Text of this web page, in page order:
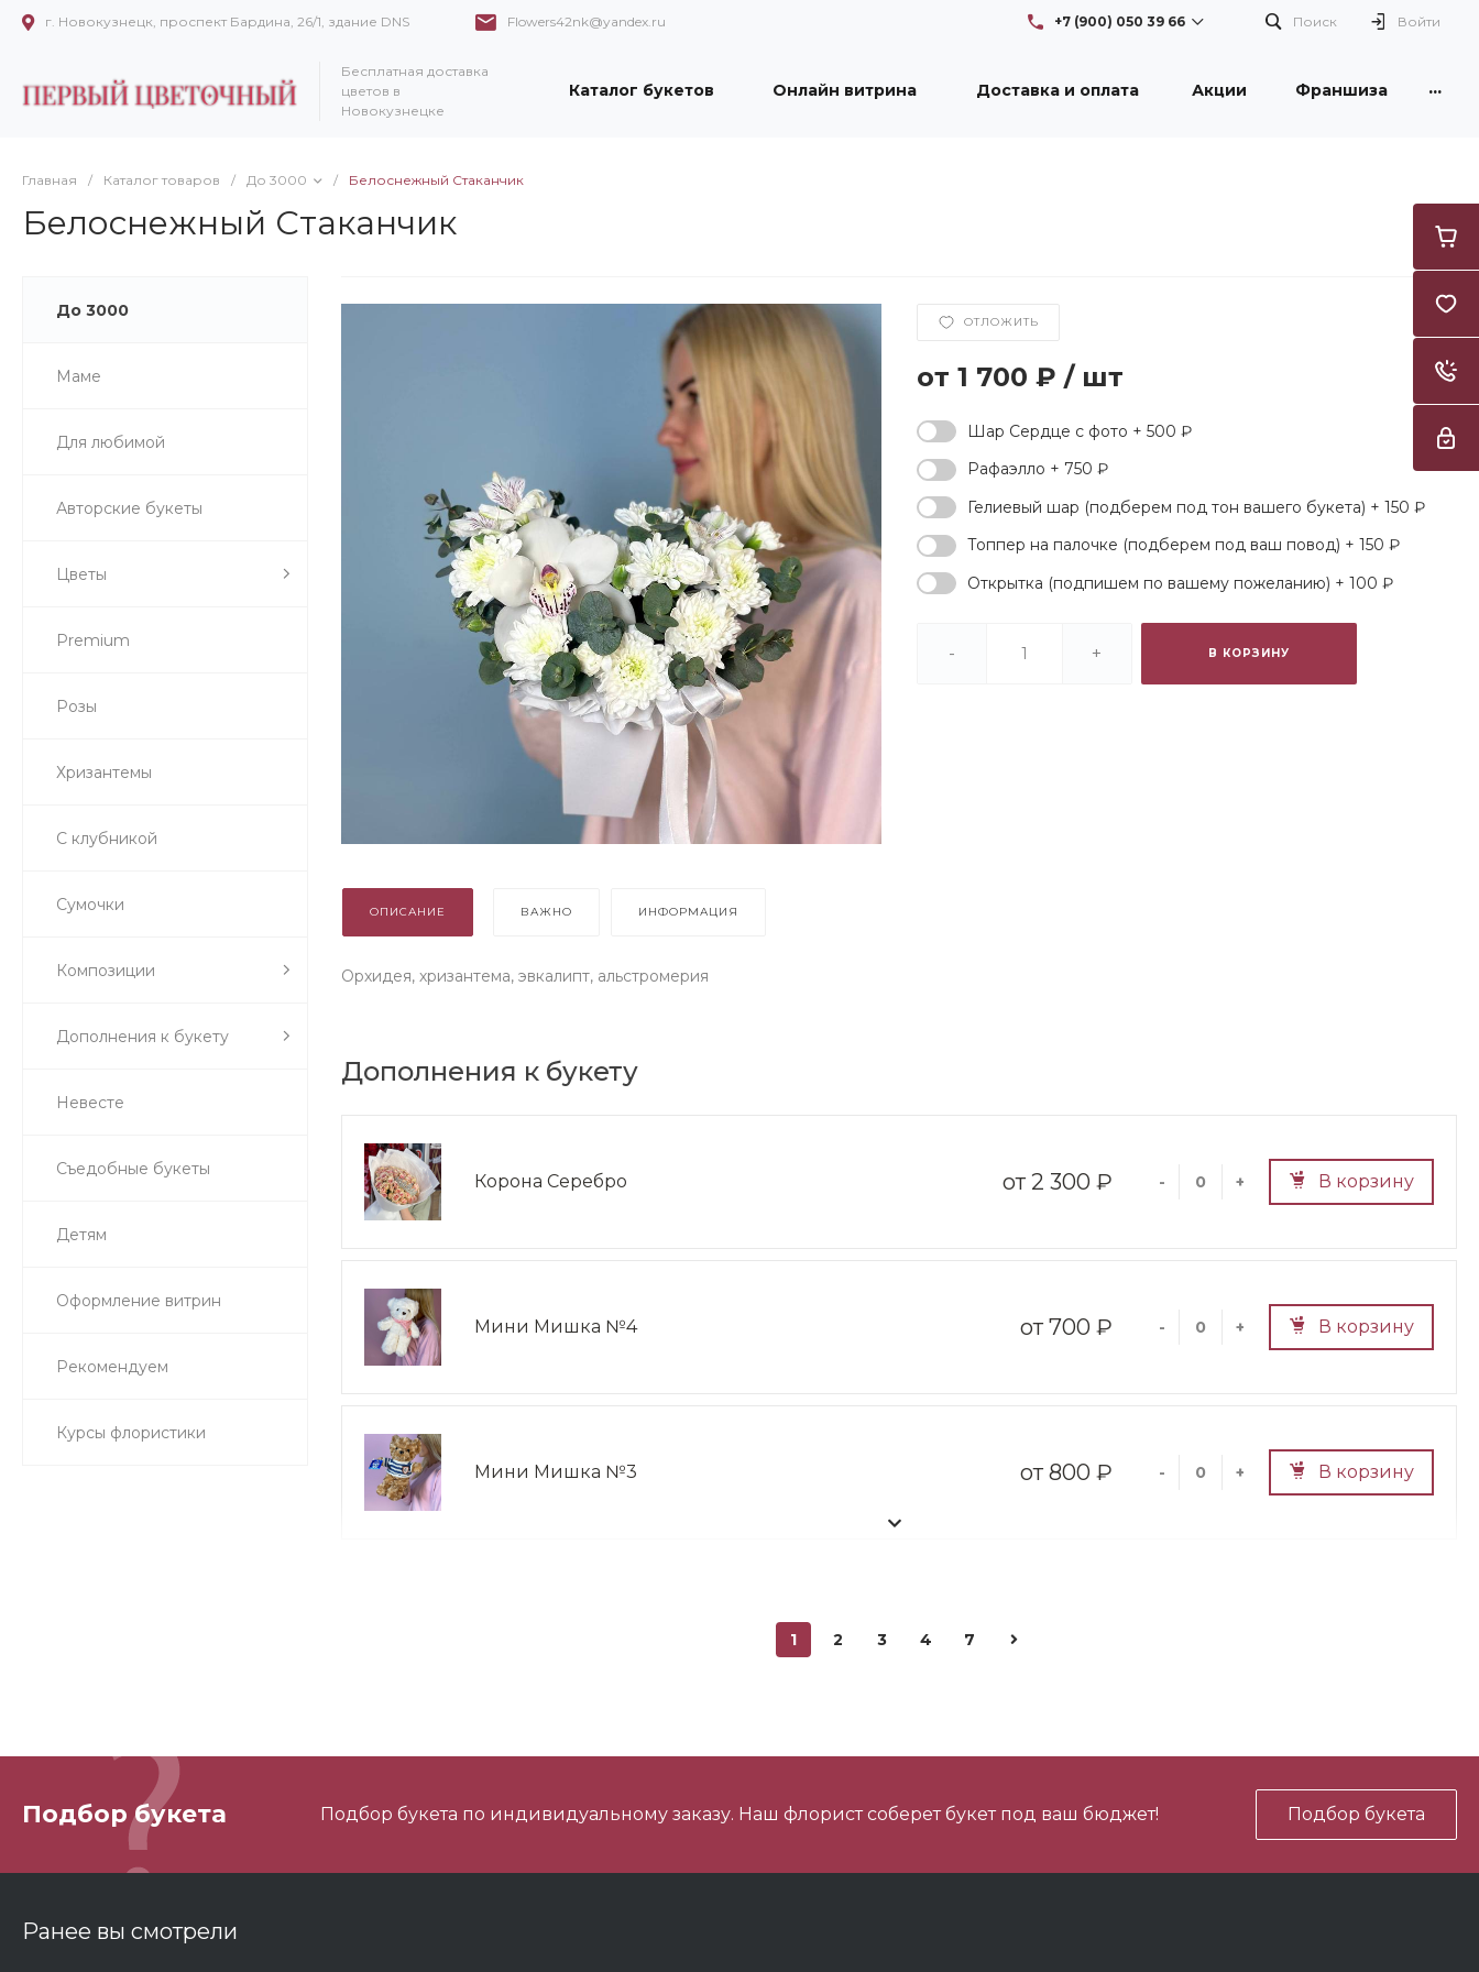
г. Новокузнецк, проспект Бардина, 26/1, здание DNS Flowers42nk@yandex.ru +7 (900) 050 39 66 Поиск Войти
Бесплатная доставка
цветов в
Новокузнецке
Каталог букетов Онлайн витрина Доставка и оплата Акции Франшиза ...
Главная / Каталог товаров / До 3000 / Белоснежный Стаканчик
Белоснежный Стаканчик
До 3000
Маме
Для любимой
Авторские букеты
Цветы
Premium
Розы
Хризантемы
С клубникой
Сумочки
Композиции
Дополнения к букету
Невесте
Съедобные букеты
Детям
Оформление витрин
Рекомендуем
Курсы флористики
ОТЛОЖИТЬ
1 700 ₽ / шт
Шар Сердце с фото + 500 ₽
Рафаэлло + 750 ₽
Гелиевый шар (подберем под тон вашего букета) + 150 ₽
Топпер на палочке (подберем под ваш повод) + 150 ₽
Открытка (подпишем по вашему пожеланию) + 100 ₽
- + В КОРЗИНУ
ОПИСАНИЕ ВАЖНО ИНФОРМАЦИЯ
Орхидея, хризантема, эвкалипт, альстромерия
Дополнения к букету
Корона Серебро 2 300 ₽ - + В корзину
Мини Мишка №4 700 ₽ - + В корзину
Мини Мишка №3 800 ₽ - + В корзину
Мишка Мини №1 700 ₽ - + В корзину
1 2 3 4 7
Подбор букета Подбор букета по индивидуальному заказу. Наш флорист соберет букет под ваш бюджет! Подбор букета
Ранее вы смотрели